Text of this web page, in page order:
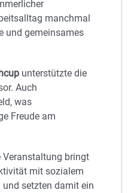
manchmal
und gemeinsames
unterstützte die
Auch
was
Freude am
Veranstaltung bringt
mit sozialem
und setzten damit ein